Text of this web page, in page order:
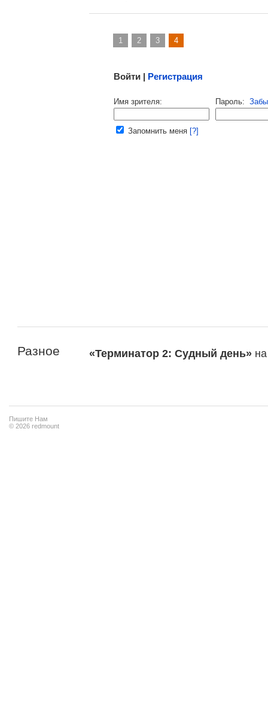
1 2 3 4
Малосодержательные и грубые отзывы нещадно
Войти | Регистрация
Имя зрителя: Пароль:
Запомнить меня [?]
Разное «Терминатор 2: Судный день»
Пишите Нам
© 2026 redmount